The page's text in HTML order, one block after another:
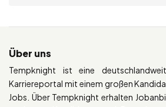
Über uns
Tempknight ist eine
Karriereportal mit einem großen
Jobs. Über Tempknight erhalten